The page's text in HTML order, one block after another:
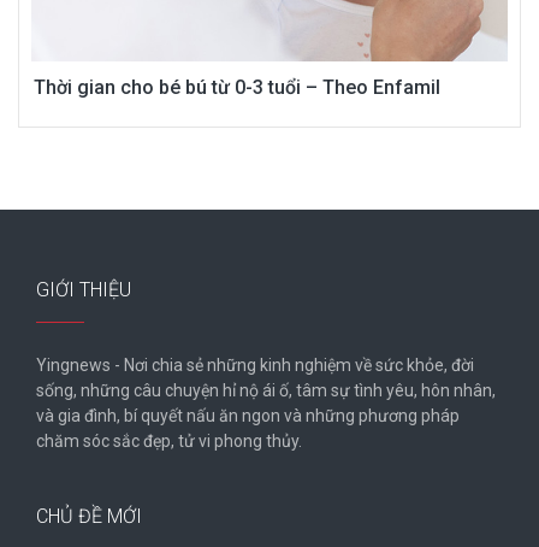
Thời gian cho bé bú từ 0-3 tuổi – Theo Enfamil
GIỚI THIỆU
Yingnews - Nơi chia sẻ những kinh nghiệm về sức khỏe, đời
sống, những câu chuyện hỉ nộ ái ố, tâm sự tình yêu, hôn nhân,
và gia đình, bí quyết nấu ăn ngon và những phương pháp
chăm sóc sắc đẹp, tử vi phong thủy.
CHỦ ĐỀ MỚI